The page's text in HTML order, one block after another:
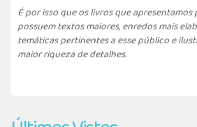
É por isso que os livros que apresentamos
possuem textos maiores, enredos mais
temáticas pertinentes a esse público e
maior riqueza de detalhes.